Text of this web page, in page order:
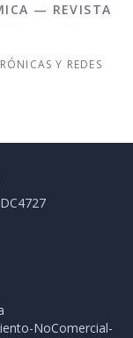
— REVISTA
Y REDES
NoComercial-